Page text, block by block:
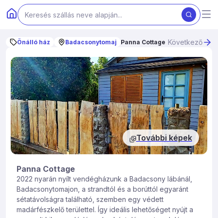
Önálló ház Badacsonytomaj Panna Cottage Következő
További képek
Panna Cottage
2022 nyarán nyílt vendégházunk a Badacsony lábánál,
Badacsonytomajon, a strandtól és a borúttól egyaránt
sétatávolságra található, szemben egy védett
madárfészkelő területtel. Így ideális lehetőséget nyújt a